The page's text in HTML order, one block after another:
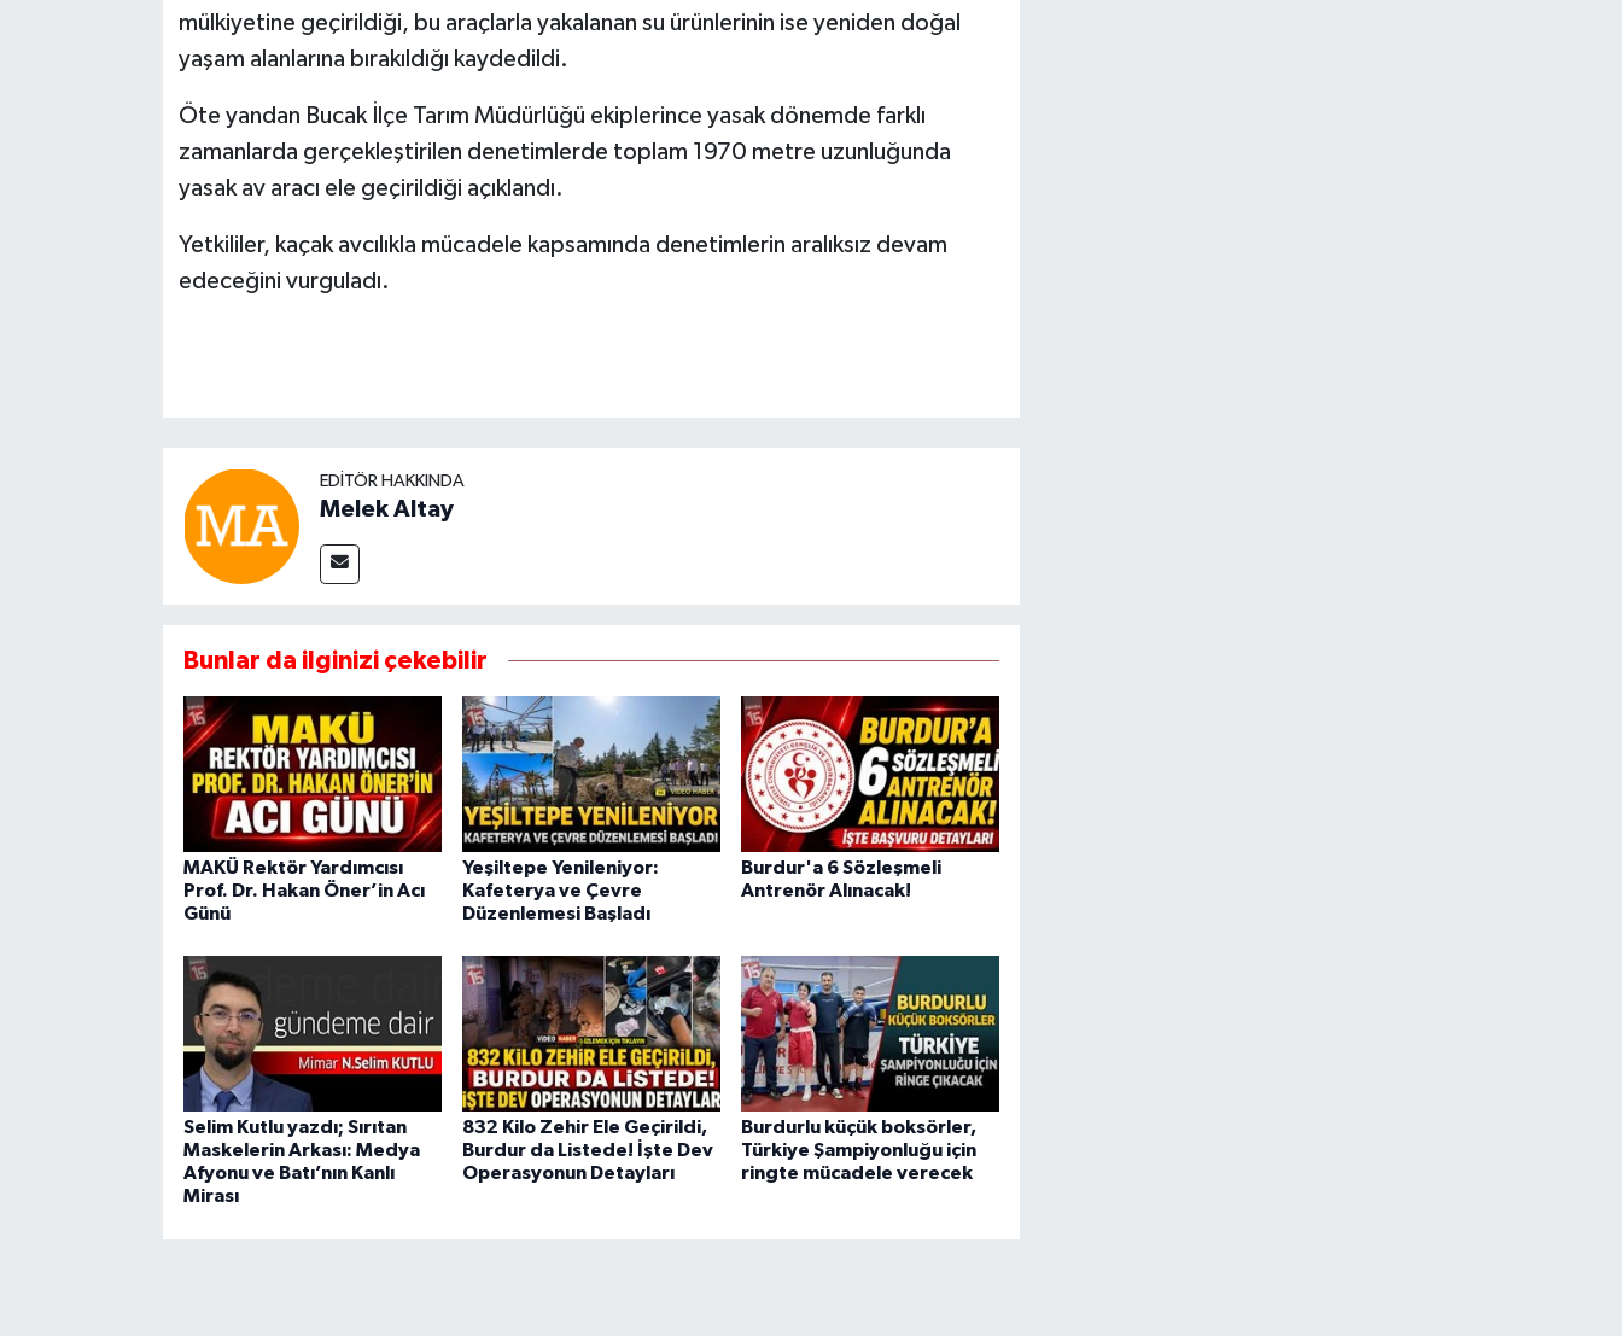
mülkiyetine geçirildiği, bu araçlarla yakalanan su ürünlerinin ise yeniden doğal
yaşam alanlarına bırakıldığı kaydedildi.
Öte yandan Bucak İlçe Tarım Müdürlüğü ekiplerince yasak dönemde farklı
zamanlarda gerçekleştirilen denetimlerde toplam 1970 metre uzunluğunda
yasak av aracı ele geçirildiği açıklandı.
Yetkililer, kaçak avcılıkla mücadele kapsamında denetimlerin aralıksız devam
edeceğini vurguladı.
EDITÖR HAKKINDA
Melek Altay
Bunlar da ilginizi çekebilir
MAKÜ Rektör Yardımcısı
Prof. Dr. Hakan Öner’in Acı
Günü
Yeşiltepe Yenileniyor:
Kafeterya ve Çevre
Düzenlemesi Başladı
Burdur'a 6 Sözleşmeli
Antrenör Alınacak!
Selim Kutlu yazdı; Sırıtan
Maskelerin Arkası: Medya
Afyonu ve Batı’nın Kanlı
Mirası
832 Kilo Zehir Ele Geçirildi,
Burdur da Listede! İşte Dev
Operasyonun Detayları
Burdurlu küçük boksörler,
Türkiye Şampiyonluğu için
ringte mücadele verecek